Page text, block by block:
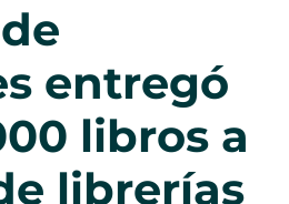
entregó
libros a
librerías